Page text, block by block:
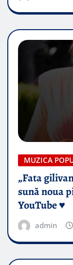
MUZICA
„Fata
sună noua
YouTube ♥️
admin